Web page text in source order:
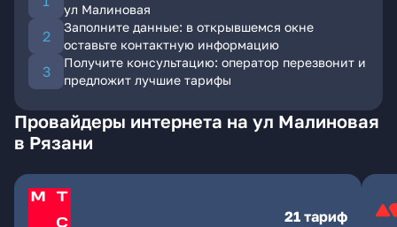
ул Малиновая
Заполните данные: в открывшемся окне
оставьте контактную информацию
Получите консультацию: оператор перезвонит и
предложит лучшие тарифы
Провайдеры интернета на ул Малиновая
в Рязани
21 тариф